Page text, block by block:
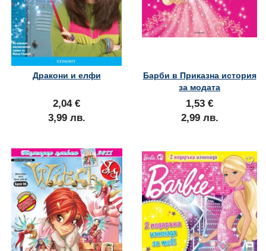
Дракони и елфи
2,04 €
3,99 лв.
Барби в Приказна история
за модата
1,53 €
2,99 лв.